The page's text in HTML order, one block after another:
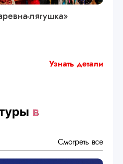
лягушка»
Узнать детали
в
Смотреть все